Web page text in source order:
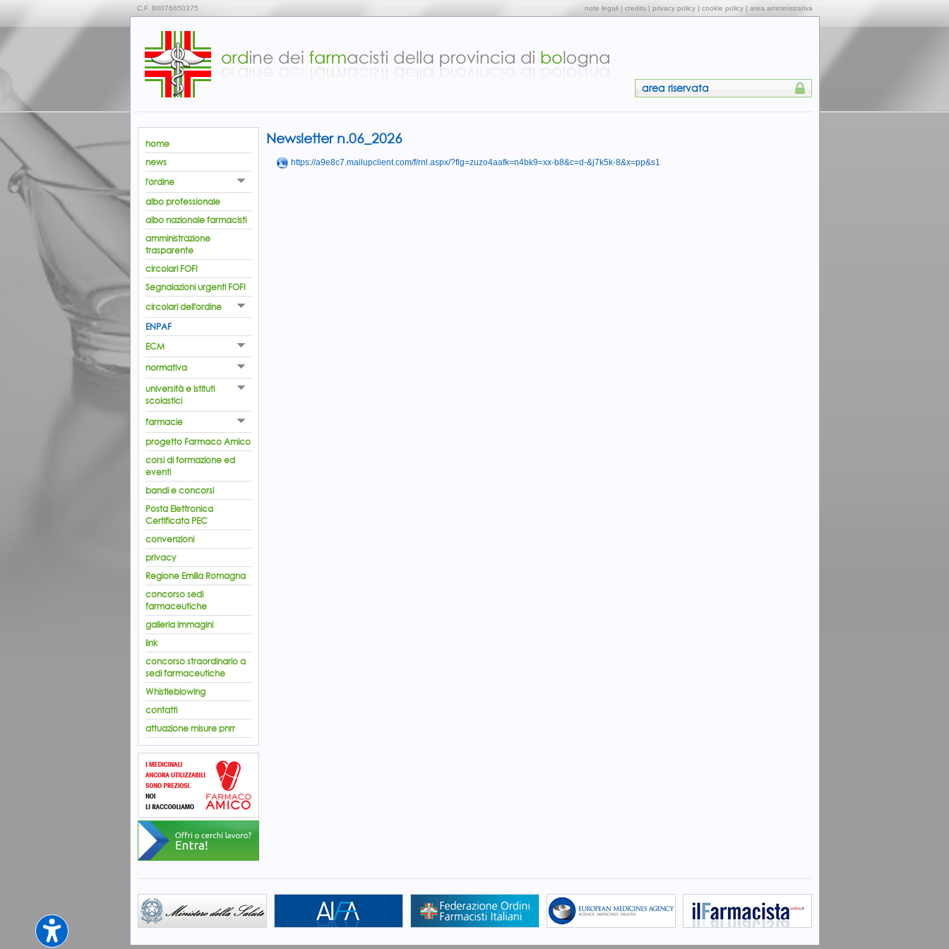
C.F. 80076650375 note legali | credits | privacy policy | cookie policy | area amministrativa
area riservata
home
news
l'ordine
albo professionale
albo nazionale farmacisti
amministrazione
trasparente
circolari FOFI
Segnalazioni urgenti FOFI
circolari dell'ordine
ENPAF
ECM
normativa
università e istituti
scolastici
farmacie
progetto Farmaco Amico
corsi di formazione ed
eventi
bandi e concorsi
Posta Elettronica
Certificata PEC
convenzioni
privacy
Regione Emilia Romagna
concorso sedi
farmaceutiche
galleria immagini
link
concorso straordinario a
sedi farmaceutiche
Whistleblowing
contatti
attuazione misure pnrr
Newsletter n.06_2026
https://a9e8c7.mailupclient.com/f/rnl.aspx/?flg=zuzo4aafk=n4bk9=xx-b8&c=d-&j7k5k-8&x=pp&s1